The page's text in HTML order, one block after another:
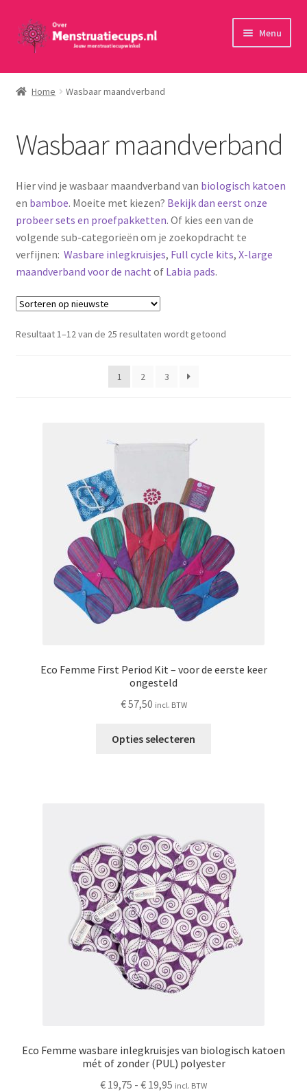
Ga
door
navigatie
Ga
naar
inhoud
Menu
Home
Menstruatiecups
Menstruatiedisks
Menstruatiesponsjes
Wasbaar maandverband
Home Wasbaar maandverband
Wasbaar maandverband
Hier vind je wasbaar maandverband van biologisch katoen
en bamboe. Moeite met kiezen? Bekijk dan eerst onze
probeer sets en proefpakketten. Of kies een van de
volgende sub-categorieën om je zoekopdracht te
verfijnen: Wasbare inlegkruisjes, Full cycle kits, X-large
maandverband voor de nacht of Labia pads.
Resultaat 1–12 van de 25 resultaten wordt getoondGesorteerd
1
2 3
Eco Femme First Period Kit – voor de eerste keer
ongesteld
€57,50 incl. BTW
Opties selecteren
kan
gekozen
worden
op
de
productpagina
Eco Femme wasbare inlegkruisjes van biologisch katoen
mét of zonder (PUL) polyester
€ 19,75 - € 19,95 Prijsklasse:
incl. BTW